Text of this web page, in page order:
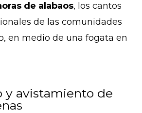
de alabaos, los cantos
de las comunidades
en medio de una fogata en
y avistamiento de